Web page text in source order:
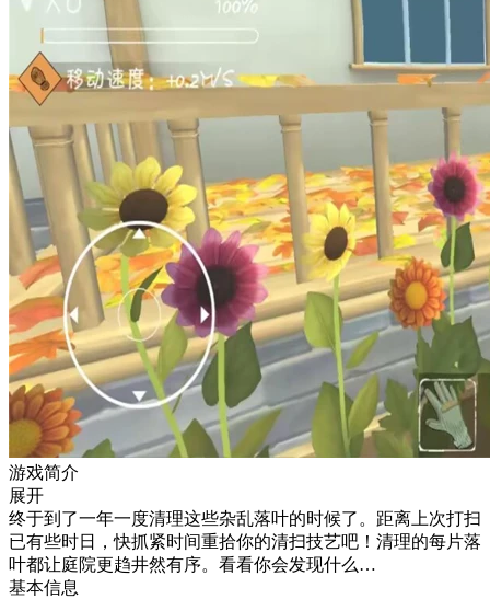
游戏简介
展开
终于到了一年一度清理这些杂乱落叶的时候了。距离上次打扫
已有些时日，快抓紧时间重拾你的清扫技艺吧！清理的每片落
叶都让庭院更趋井然有序。看看你会发现什么…
基本信息